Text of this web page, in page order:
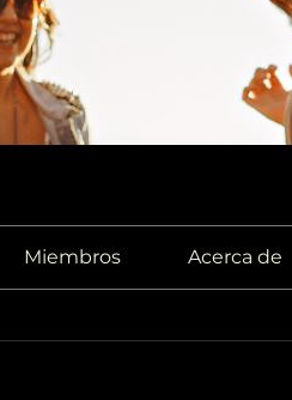
Miembros Acerca de